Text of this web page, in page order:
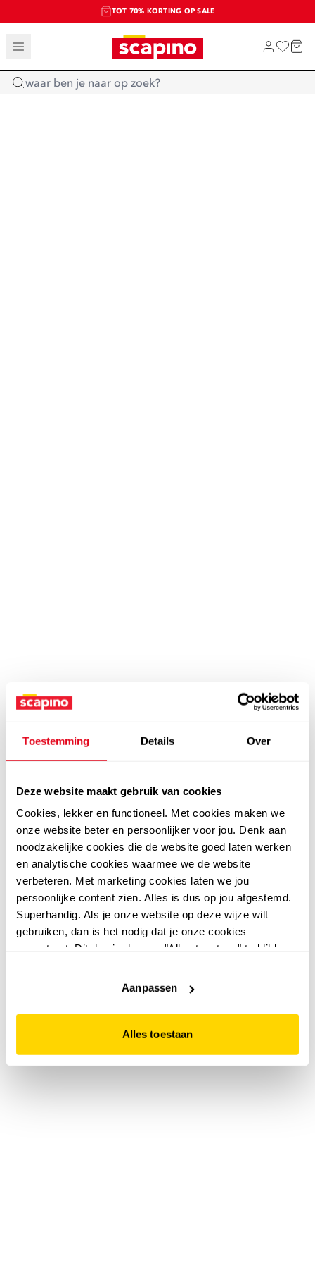
Toestemming Details Over
Deze website maakt gebruik van cookies
Cookies, lekker en functioneel. Met cookies maken we
onze website beter en persoonlijker voor jou. Denk aan
noodzakelijke cookies die de website goed laten werken
en analytische cookies waarmee we de website
verbeteren. Met marketing cookies laten we jou
persoonlijke content zien. Alles is dus op jou afgestemd.
Superhandig. Als je onze website op deze wijze wilt
gebruiken, dan is het nodig dat je onze cookies
accepteert. Dit doe je door op "Alles toestaan" te klikken.
website niet optimaal functioneert.
Aanpassen
Alles toestaan
TOT 70% KORTING OP SALE
SALE: LAATSTE KANS!
SHOP NIEUW
Home